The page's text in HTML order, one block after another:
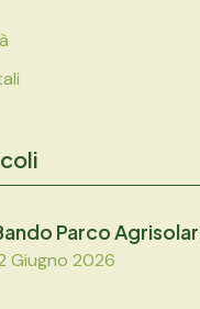
Parco
Giugno 2026